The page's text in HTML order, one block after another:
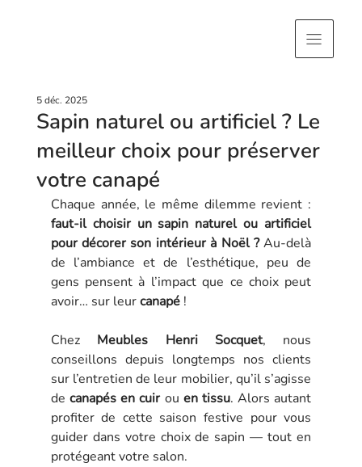
Sapin naturel ou artificiel ? Le
meilleur choix pour préserver
votre canapé
5 déc. 2025
faut-il choisir un sapin naturel ou artificiel
pour décorer son intérieur à Noël ? Au-delà
de l’ambiance et de l’esthétique, peu de
gens pensent à l’impact que ce choix peut
avoir… sur leur canapé !
Chez Meubles Henri Socquet, nous
conseillons depuis longtemps nos clients
sur l’entretien de leur mobilier, qu’il s’agisse
de canapés en cuir ou en tissu. Alors autant
profiter de cette saison festive pour vous
guider dans votre choix de sapin — tout en
protégeant votre salon.